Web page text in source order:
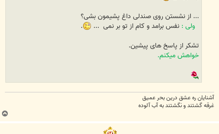
... از نشستن روی صندلی داغ پشیمون بشی؟
ولی : نفس برامد و کام از تو بر نمی ...
.
تشکر از پاسخ های پیشین.
خواهش میکنم.
آشنایان ره عشق درین بحر عمیق
غرقه گشتند و نگشتند به آب آلوده